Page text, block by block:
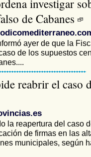
investigar
de Cabanes
ayer de que la
de los supuestos
reabrir el caso
la reapertura del caso
de firmas en las
municipales, según